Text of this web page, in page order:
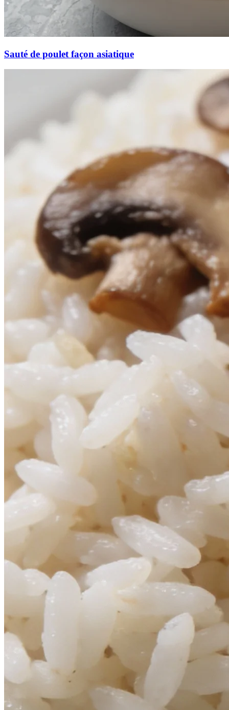
Sauté de poulet façon asiatique